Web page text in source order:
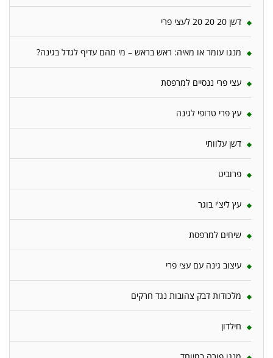
דשן 20 20 20 לעצי פרי
מנגו עומר או מאיה: ראש בראש – מי מהם עדיף לגדל בגינה?
עצי פרי ננסיים למרפסת
עץ פרי טרופי לגינה
דשן עלוותי
פרוביט
עץ ליצ'י בוגר
שיחים למרפסת
עיצוב גינה עם עצי פרי
מלכודות דבק צהובות נגד חרקים
חילדון